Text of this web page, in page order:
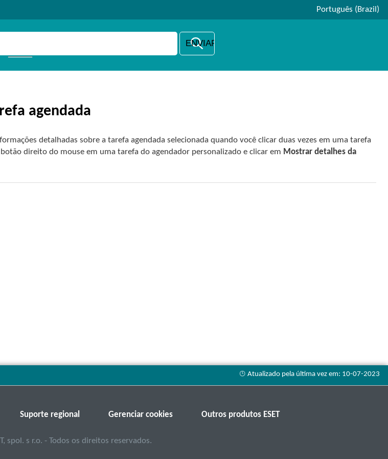
Português (Brazil)
agendada
detalhadas sobre a tarefa agendada selecionada quando você clicar duas vezes em uma tarefa
direito do mouse em uma tarefa do agendador personalizado e clicar em Mostrar detalhes da
Suporte regional Gerenciar cookies Outros produtos ESET
spol. s r.o. - Todos os direitos reservados.